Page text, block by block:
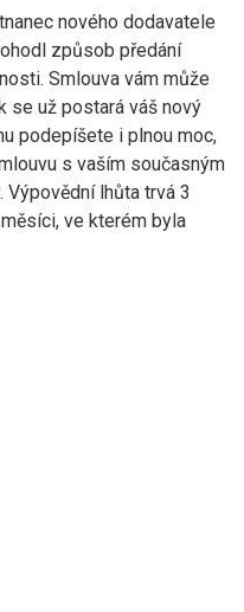
nového dodavatele
způsob předání
Smlouva vám může
se už postará váš nový
podepíšete i plnou moc,
s vaším současným
lhůta trvá 3
ve kterém byla